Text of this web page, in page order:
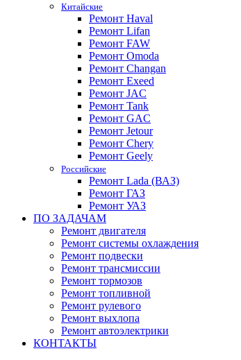
Китайские
Ремонт Haval
Ремонт Lifan
Ремонт FAW
Ремонт Omoda
Ремонт Changan
Ремонт Exeed
Ремонт JAC
Ремонт Tank
Ремонт GAC
Ремонт Jetour
Ремонт Chery
Ремонт Geely
Российские
Ремонт Lada (ВАЗ)
Ремонт ГАЗ
Ремонт УАЗ
ПО ЗАДАЧАМ
Ремонт двигателя
Ремонт системы охлаждения
Ремонт подвески
Ремонт трансмиссии
Ремонт тормозов
Ремонт топливной
Ремонт рулевого
Ремонт выхлопа
Ремонт автоэлектрики
КОНТАКТЫ